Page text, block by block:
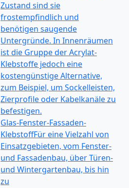
Zustand sind sie
frostempfindlich und
benötigen saugende
Untergründe. In Innenräumen
ist die Gruppe der Acrylat-
Klebstoffe jedoch eine
kostengünstige Alternative,
zum Beispiel, um Sockelleisten,
Zierprofile oder Kabelkanäle zu
befestigen.
Glas-Fenster-Fassaden-
KlebstoffFür eine Vielzahl von
Einsatzgebieten, vom Fenster-
und Fassadenbau, über Türen-
und Wintergartenbau, bis hin
zu